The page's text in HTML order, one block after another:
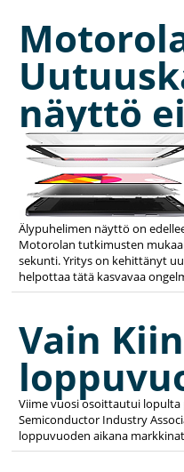
näyttö
Älypuhelimen näyttö on
Motorolan tutkimusten
sekunti. Yritys on kehittänyt
helpottaa tätä kasvavaa
Vain
Viime vuosi osoittautui
Semiconductor Industry
loppuvuoden aikana